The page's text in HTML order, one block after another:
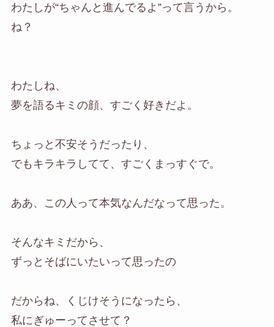
わたしが“ちゃんと進んでるよ”って言うから。
ね？
わたしね、
夢を語るキミの顔、すごく好きだよ。
ちょっと不安そうだったり、
でもキラキラしてて、すごくまっすぐで。
ああ、この人って本気なんだなって思った。
そんなキミだから、
ずっとそばにいたいって思ったの
だからね、くじけそうになったら、
私にぎゅーってさせて？